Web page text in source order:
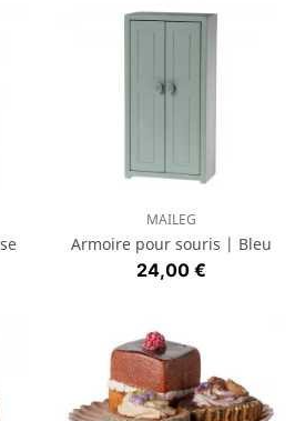
MAILEG
Armoire pour souris | Bleu
Prix
24,00 €